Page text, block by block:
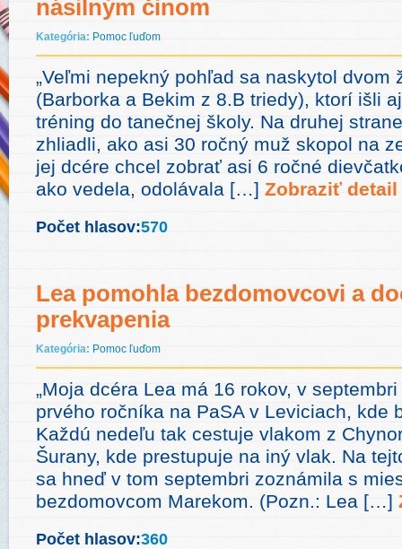
násilným činom
Kategória: Pomoc ľuďom
„Veľmi nepekný pohľad sa naskytol dvom
(Barborka a Bekim z 8.B triedy), ktorí išli
tréning do tanečnej školy. Na druhej
zhliadli, ako asi 30 ročný muž skopol na
jej dcére chcel zobrať asi 6 ročné
ako vedela, odolávala […] Zobraziť detail
Počet hlasov:570
Lea pomohla bezdomovcovi a
prekvapenia
Kategória: Pomoc ľuďom
„Moja dcéra Lea má 16 rokov, v
prvého ročníka na PaSA v Leviciach, kde
Každú nedeľu tak cestuje vlakom z
Šurany, kde prestupuje na iný vlak. Na
sa hneď v tom septembri zoznámila s
bezdomovcom Marekom. (Pozn.: Lea […]
Počet hlasov:360